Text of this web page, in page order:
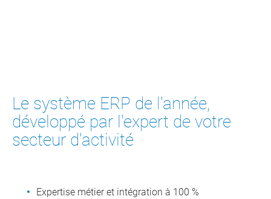
Le système ERP de l'année,
développé par l'expert de votre
secteur d'activité
Expertise métier et intégration à 100 %